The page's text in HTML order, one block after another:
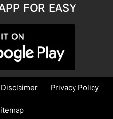
FOR EASY
Disclaimer Privacy Policy